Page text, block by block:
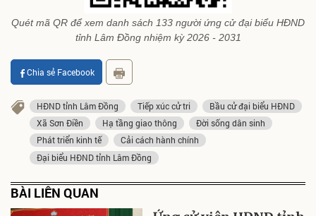
Quét mã QR để xem danh sách 133 người ứng cử đại biểu HĐND
tỉnh Lâm Đồng nhiệm kỳ 2026 - 2031
Chia sẻ Facebook
HĐND tỉnh Lâm Đồng Tiếp xúc cử tri
Bầu cử đại biểu HĐND
Xã Sơn Điền
Hạ tầng giao thông
Đời sống dân sinh
Phát triển kinh tế
Cải cách hành chính
Đại biểu HĐND tỉnh Lâm Đồng
BÀI LIÊN QUAN